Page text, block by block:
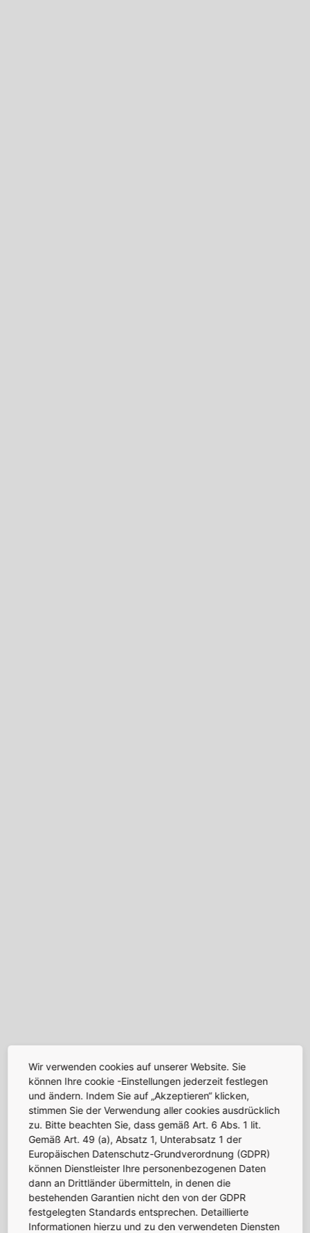
Wir verwenden cookies auf unserer Website. Sie
können Ihre cookie -Einstellungen jederzeit festlegen
und ändern. Indem Sie auf „Akzeptieren“ klicken,
stimmen Sie der Verwendung aller cookies ausdrücklich
zu. Bitte beachten Sie, dass gemäß Art. 6 Abs. 1 lit.
Gemäß Art. 49 (a), Absatz 1, Unterabsatz 1 der
Europäischen Datenschutz-Grundverordnung (GDPR)
können Dienstleister Ihre personenbezogenen Daten
dann an Drittländer übermitteln, in denen die
bestehenden Garantien nicht den von der GDPR
festgelegten Standards entsprechen. Detaillierte
Informationen hierzu und zu den verwendeten Diensten